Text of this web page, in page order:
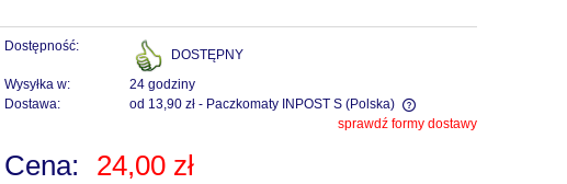
Dostępność:
DOSTĘPNY
Wysyłka w:
24 godziny
Dostawa:
od 13,90 zł - Paczkomaty INPOST S (Polska)
Cena nie zawiera ewentualnych kosztów
płatności
sprawdź formy dostawy
Cena: 24,00 zł